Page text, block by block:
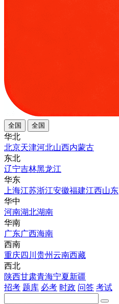
全国 全国
华北
北京天津河北山西内蒙古
东北
辽宁吉林黑龙江
华东
上海江苏浙江安徽福建江西山东
华中
河南湖北湖南
华南
广东广西海南
西南
重庆四川 贵州云南西藏
西北
陕西甘肃青海宁夏新疆
招考 题库 必考 时政 问答 考试